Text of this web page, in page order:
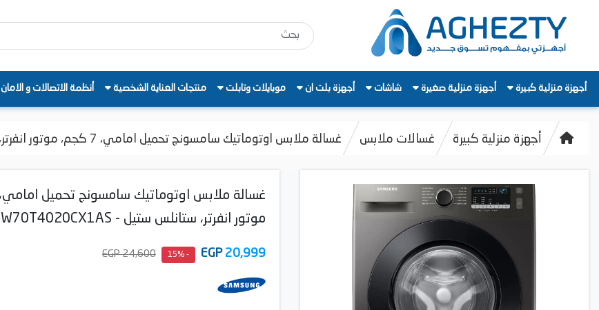
أجهزة منزلية كبيرة أجهزة منزلية صغيرة شاشات أجهزة بلت ان موبايلات وتابلت منتجات العناية الشخصية أنظمة الاتصالات و الامان
أجهزة منزلية كبيرة غسالات ملابس غسالة ملابس اوتوماتيك سامسونج تحميل امامي، 7 كجم، موتور انفرتر،
موتور انفرتر، ستانلس ستيل - WW70T4020CX1AS
20,999
EGP
- 15%
24,600 EGP